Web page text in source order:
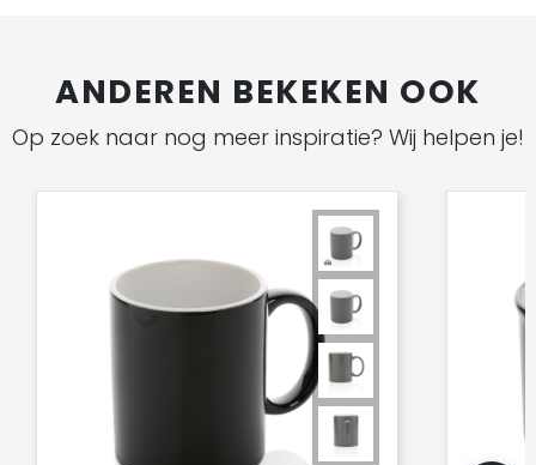
ANDEREN BEKEKEN OOK
Op zoek naar nog meer inspiratie? Wij helpen je!